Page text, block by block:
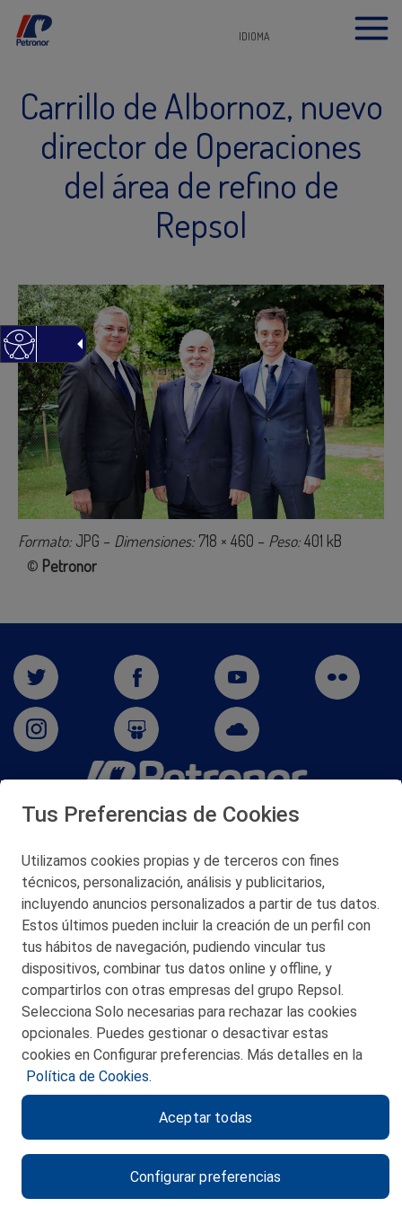
IDIOMA
Carrillo de Albornoz, nuevo
director de Operaciones
del área de refino de
Repsol
Formato: JPG – Dimensiones: 718 × 460 – Peso:401 kB
© Petronor
San Martín 5-Edificio Muñatones,
© 2026 Petronor S.A.
CONTACTO
MAPA WEB
POLITICA DE PRIVACIDAD
POLITICA DE COOKIES
CANAL DE ÉTICA
Tus Preferencias de Cookies
Utilizamos cookies propias y de terceros con fines
técnicos, personalización, análisis y publicitarios,
incluyendo anuncios personalizados a partir de tus datos.
Estos últimos pueden incluir la creación de un perfil con
tus hábitos de navegación, pudiendo vincular tus
dispositivos, combinar tus datos online y offline, y
compartirlos con otras empresas del grupo Repsol.
Selecciona Solo necesarias para rechazar las cookies
opcionales. Puedes gestionar o desactivar estas
cookies en Configurar preferencias. Más detalles en la
Política de Cookies.
Configurar preferencias
Aceptar todas